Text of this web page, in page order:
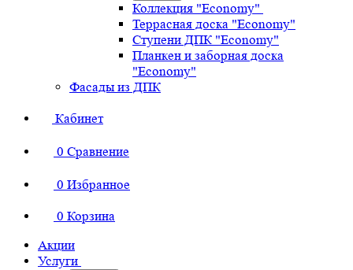
Коллекция "Economy"
Террасная доска "Economy"
Ступени ДПК "Economy"
Планкен и заборная доска
"Economy"
Фасады из ДПК
Кабинет
0 Сравнение
0 Избранное
0 Корзина
Акции
Услуги